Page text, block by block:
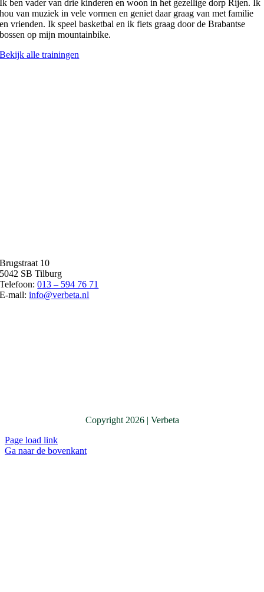
Ik ben vader van drie kinderen en woon in het gezellige dorp Rijen. Ik
hou van muziek in vele vormen en geniet daar graag van met familie
en vrienden. Ik speel basketbal en ik fiets graag door de Brabantse
bossen op mijn mountainbike.
Bekijk alle trainingen
Brugstraat 10
5042 SB Tilburg
Telefoon:013 – 594 76 71
E-mail:info@verbeta.nl
Copyright 2026 | Verbeta
Page load link
Ga naar de bovenkant